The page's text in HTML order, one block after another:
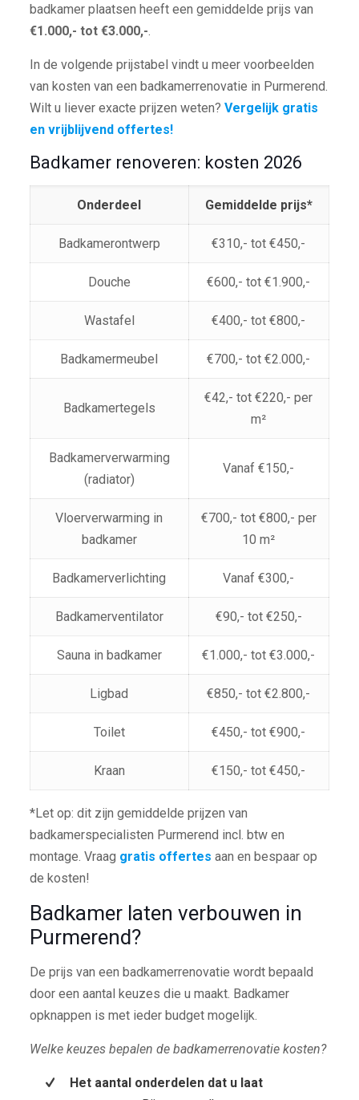
badkamer plaatsen heeft een gemiddelde prijs van
€1.000,- tot €3.000,-.
In de volgende prijstabel vindt u meer voorbeelden
van kosten van een badkamerrenovatie in Purmerend.
Wilt u liever exacte prijzen weten? Vergelijk gratis
en vrijblijvend offertes!
Badkamer renoveren: kosten 2026
Onderdeel Gemiddelde prijs*
Badkamerontwerp €310,- tot €450,-
Douche €600,- tot €1.900,-
Wastafel €400,- tot €800,-
Badkamermeubel €700,- tot €2.000,-
Badkamertegels
€42,- tot €220,- per
m²
Badkamerverwarming
(radiator)
Vanaf €150,-
Vloerverwarming in
badkamer
€700,- tot €800,- per
10 m²
Badkamerverlichting Vanaf €300,-
Badkamerventilator €90,- tot €250,-
Sauna in badkamer €1.000,- tot €3.000,-
Ligbad €850,- tot €2.800,-
Toilet €450,- tot €900,-
Kraan €150,- tot €450,-
*Let op: dit zijn gemiddelde prijzen van
badkamerspecialisten Purmerend incl. btw en
montage. Vraag gratis offertes aan en bespaar op
de kosten!
Badkamer laten verbouwen in
Purmerend?
De prijs van een badkamerrenovatie wordt bepaald
door een aantal keuzes die u maakt. Badkamer
opknappen is met ieder budget mogelijk.
Welke keuzes bepalen de badkamerrenovatie kosten?
Het aantal onderdelen dat u laat